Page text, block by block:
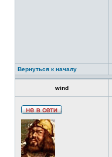
Вернуться к началу
wind